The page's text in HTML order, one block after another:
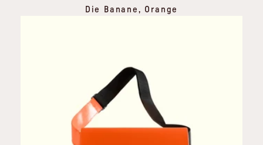
Die Banane, Orange